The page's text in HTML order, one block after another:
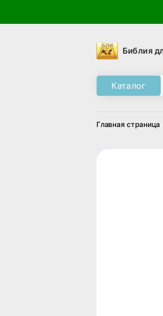
Библия
Каталог
Главная страница